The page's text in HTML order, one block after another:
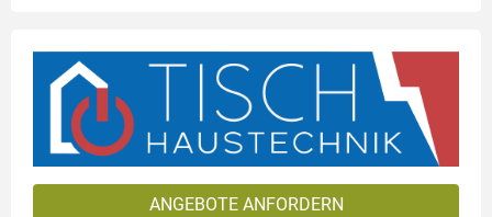
ANGEBOTE ANFORDERN